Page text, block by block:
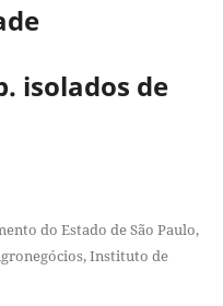
isolados de
do Estado de São Paulo,
Instituto de